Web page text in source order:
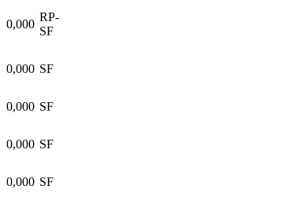
0,000
RP-
SF
0,000 SF
0,000 SF
0,000 SF
0,000 SF